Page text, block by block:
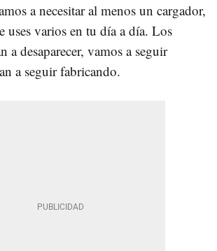
a necesitar al menos un cargador,
uses varios en tu día a día. Los
a desaparecer, vamos a seguir
a seguir fabricando.